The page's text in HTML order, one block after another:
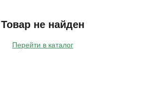
Товар не найден
Перейти в каталог